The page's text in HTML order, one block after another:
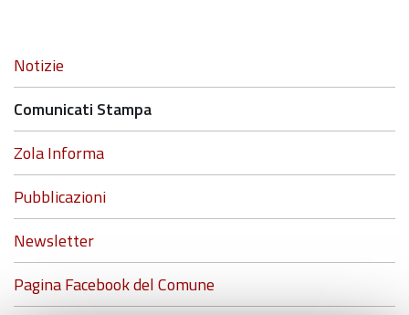
Navigazione
Notizie
Comunicati Stampa
Zola Informa
Pubblicazioni
Newsletter
Pagina Facebook del Comune